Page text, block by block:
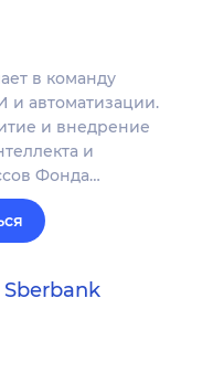
в команду
и автоматизации.
и внедрение
и
Фонда…